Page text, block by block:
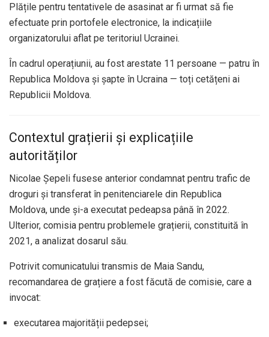
Plățile pentru tentativele de asasinat ar fi urmat să fie
efectuate prin portofele electronice, la indicațiile
organizatorului aflat pe teritoriul Ucrainei.
În cadrul operațiunii, au fost arestate 11 persoane — patru în
Republica Moldova și șapte în Ucraina — toți cetățeni ai
Republicii Moldova.
Contextul grațierii și explicațiile
autorităților
Nicolae Șepeli fusese anterior condamnat pentru trafic de
droguri și transferat în penitenciarele din Republica
Moldova, unde și-a executat pedeapsa până în 2022.
Ulterior, comisia pentru problemele grațierii, constituită în
2021, a analizat dosarul său.
Potrivit comunicatului transmis de Maia Sandu,
recomandarea de grațiere a fost făcută de comisie, care a
invocat:
executarea majorității pedepsei;